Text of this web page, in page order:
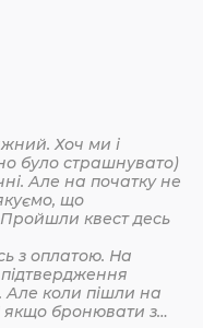
Хоч ми і
було страшнувато)
Але на початку не
що
квест десь
з оплатою. На
коли пішли на
якщо бронювати з